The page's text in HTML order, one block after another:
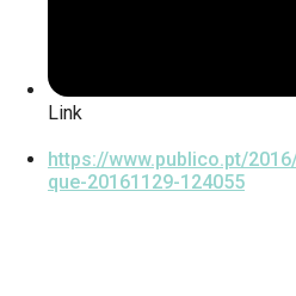
Link
https://www.publico.pt/
que-20161129-124055